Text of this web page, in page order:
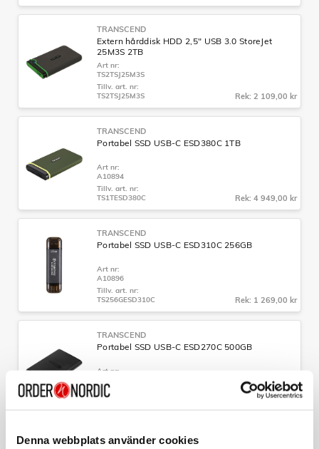
Denna webbplats använder cookies
TRANSCEND
Extern hårddisk HDD 2,5" USB 3.0 StoreJet
25M3S 2TB
Art nr:
TS2TSJ25M3S
Tillv. art. nr:
TS2TSJ25M3S
Rek: 2 109,00 kr
TRANSCEND
Portabel SSD USB-C ESD380C 1TB
Art nr:
A10894
Tillv. art. nr:
TS1TESD380C
Rek: 4 949,00 kr
TRANSCEND
Portabel SSD USB-C ESD310C 256GB
Art nr:
A10896
Tillv. art. nr:
TS256GESD310C
Rek: 1 269,00 kr
TRANSCEND
Portabel SSD USB-C ESD270C 500GB
Art nr:
Tillv. art. nr:
Rek: 1 769,00 kr
TRANSCEND